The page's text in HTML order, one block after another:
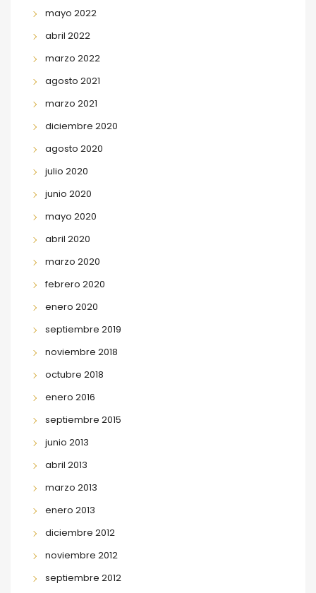
mayo 2022
abril 2022
marzo 2022
agosto 2021
marzo 2021
diciembre 2020
agosto 2020
julio 2020
junio 2020
mayo 2020
abril 2020
marzo 2020
febrero 2020
enero 2020
septiembre 2019
noviembre 2018
octubre 2018
enero 2016
septiembre 2015
junio 2013
abril 2013
marzo 2013
enero 2013
diciembre 2012
noviembre 2012
septiembre 2012